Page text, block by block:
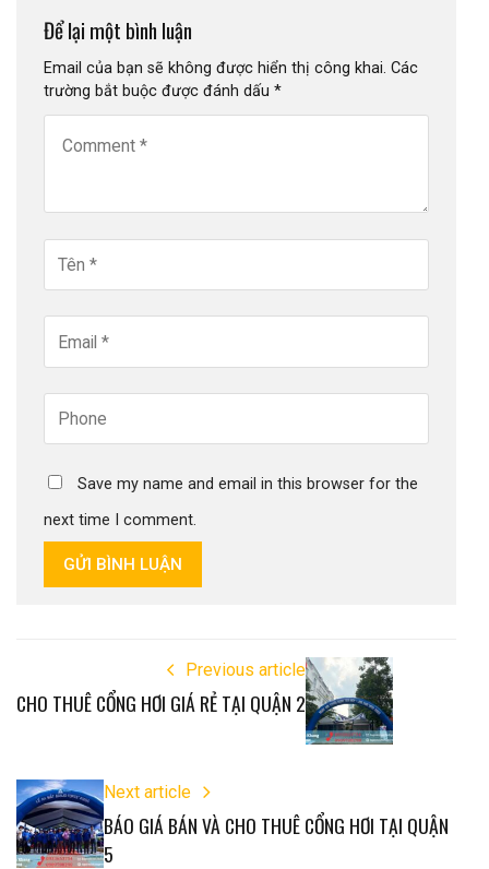
Để lại một bình luận
Email của bạn sẽ không được hiển thị công khai. Các
trường bắt buộc được đánh dấu *
Save my name and email in this browser for the
next time I comment.
GỬI BÌNH LUẬN
Previous article
CHO THUÊ CỔNG HƠI GIÁ RẺ TẠI QUẬN 2
Next article
BÁO GIÁ BÁN VÀ CHO THUÊ CỔNG HƠI TẠI QUẬN
5